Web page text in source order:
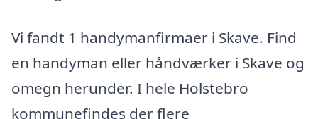
Vi fandt 1 handymanfirmaer i Skave. Find
en handyman eller håndværker i Skave og
omegn herunder. I hele Holstebro
kommunefindes der flere